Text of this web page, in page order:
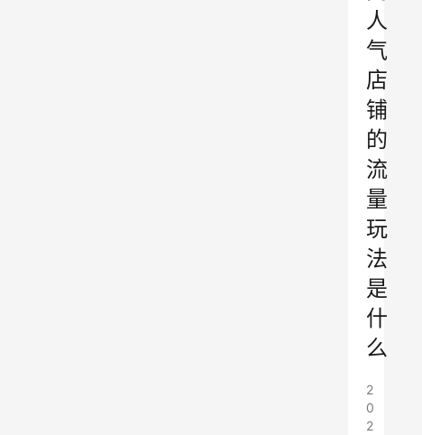
人
气
店
铺
的
流
量
玩
法
是
什
么
2
0
2